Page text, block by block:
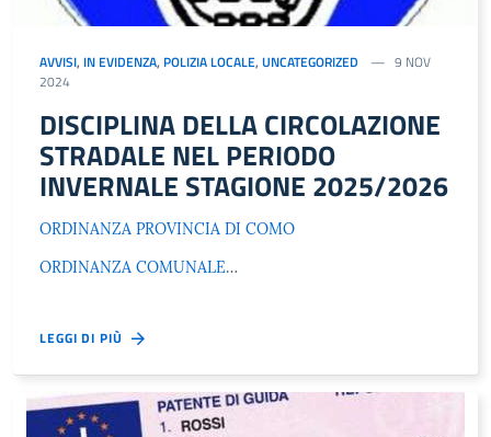
AVVISI, IN EVIDENZA, POLIZIA LOCALE, UNCATEGORIZED
9 NOV
2024
DISCIPLINA DELLA CIRCOLAZIONE
STRADALE NEL PERIODO
INVERNALE STAGIONE 2025/2026
ORDINANZA PROVINCIA DI COMO
ORDINANZA COMUNALE…
LEGGI DI PIÙ